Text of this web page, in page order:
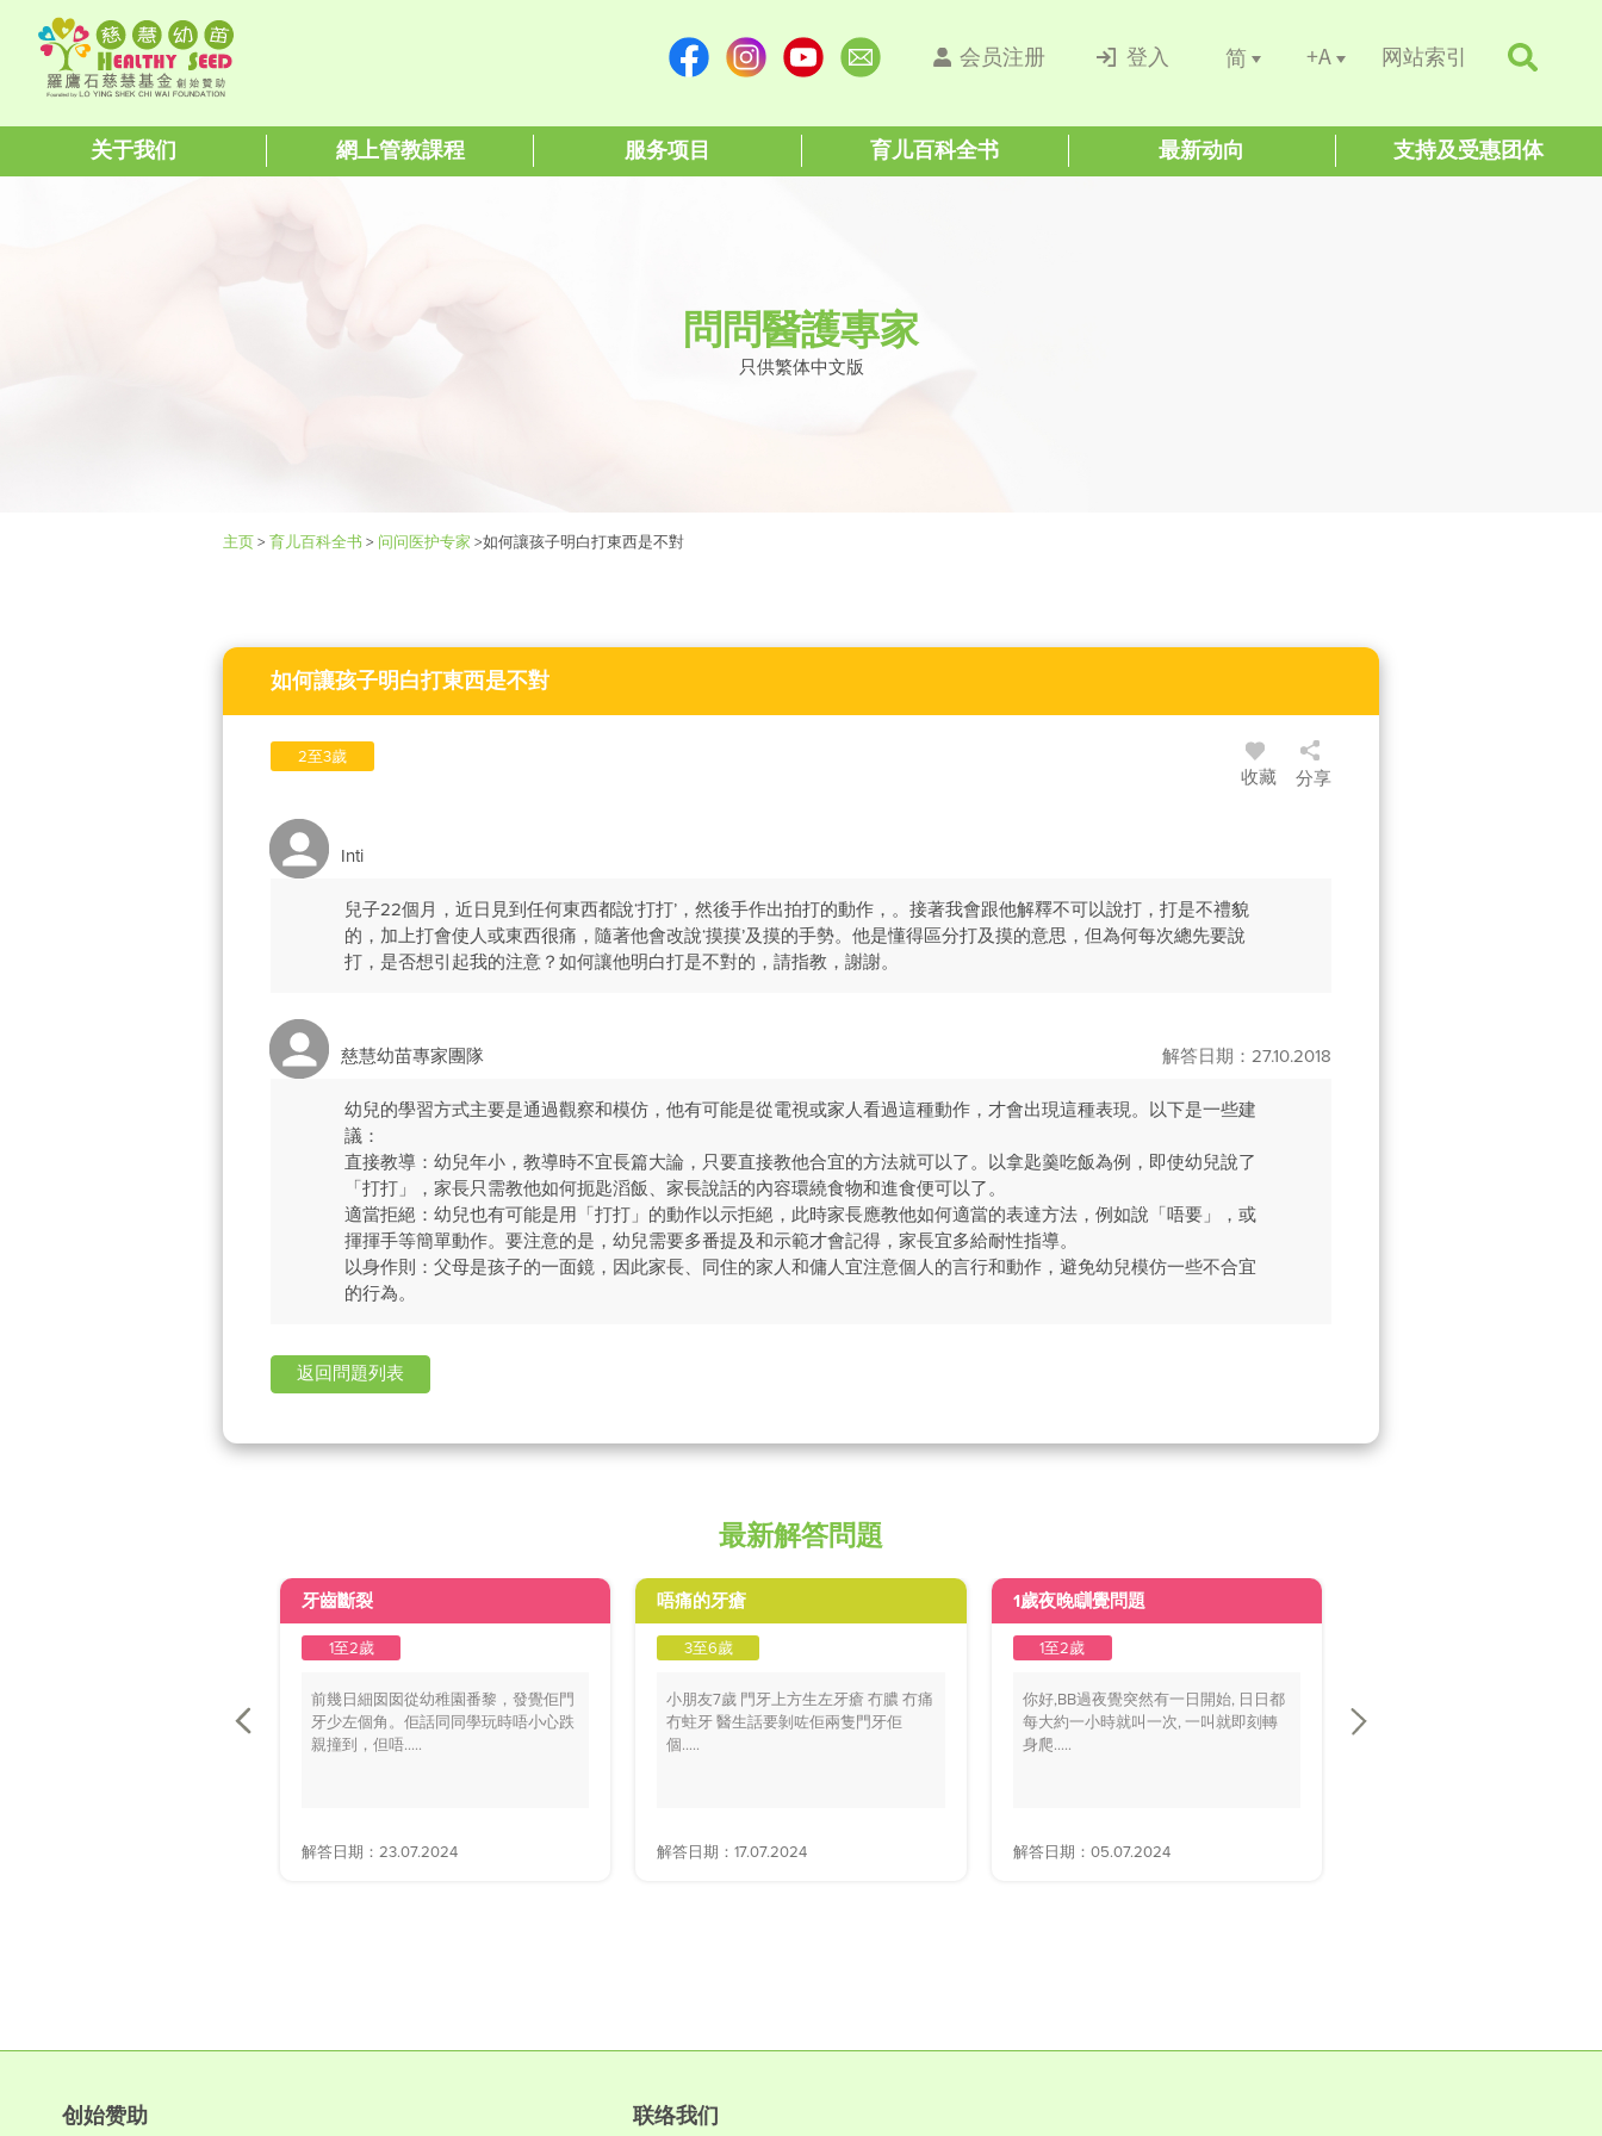
会员注册 登入 简 +A 网站索引
关于我们 網上管教課程 服务项目 育儿百科全书 最新动向 支持及受惠团体
問問醫護專家
只供繁体中文版
主页> 育儿百科全书 > 问问医护专家 >如何讓孩子明白打東西是不對
如何讓孩子明白打東西是不對
2至3歲
收藏 分享
Inti
兒子22個月，近日見到任何東西都說‘打打’，然後手作出拍打的動作，。接著我會跟他解釋不可以說打，打是不禮貌
的，加上打會使人或東西很痛，隨著他會改說‘摸摸’及摸的手勢。他是懂得區分打及摸的意思，但為何每次總先要說
打，是否想引起我的注意？如何讓他明白打是不對的，請指教，謝謝。
慈慧幼苗專家團隊 解答日期：27.10.2018
幼兒的學習方式主要是通過觀察和模仿，他有可能是從電視或家人看過這種動作，才會出現這種表現。以下是一些建
議：
直接教導：幼兒年小，教導時不宜長篇大論，只要直接教他合宜的方法就可以了。以拿匙羹吃飯為例，即使幼兒說了
「打打」，家長只需教他如何扼匙滔飯、家長說話的內容環繞食物和進食便可以了。
適當拒絕：幼兒也有可能是用「打打」的動作以示拒絕，此時家長應教他如何適當的表達方法，例如說「唔要」，或
揮揮手等簡單動作。要注意的是，幼兒需要多番提及和示範才會記得，家長宜多給耐性指導。
以身作則：父母是孩子的一面鏡，因此家長、同住的家人和傭人宜注意個人的言行和動作，避免幼兒模仿一些不合宜
的行為。
返回問題列表
最新解答問題
牙齒斷裂
1至2歲
前幾日細囡囡從幼稚園番黎，發覺佢門
牙少左個角。佢話同同學玩時唔小心跌
親撞到，但唔.....
解答日期：23.07.2024
唔痛的牙瘡
3至6歲
小朋友7歲 門牙上方生左牙瘡 冇膿 冇痛
冇蛀牙 醫生話要剝咗佢兩隻門牙佢
個.....
解答日期：17.07.2024
1歲夜晚瞓覺問題
1至2歲
你好,BB過夜覺突然有一日開始, 日日都
每大約一小時就叫一次, 一叫就即刻轉
身爬.....
解答日期：05.07.2024
创始赞助 联络我们